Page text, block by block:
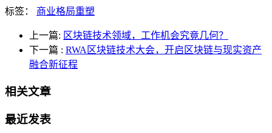
标签： 商业格局重塑
上一篇: 区块链技术领域，工作机会究竟几何？
下一篇 : RWA区块链技术大会，开启区块链与现实资产
融合新征程
相关文章
最近发表